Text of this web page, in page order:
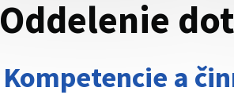
Oddelenie
Kompetencie a